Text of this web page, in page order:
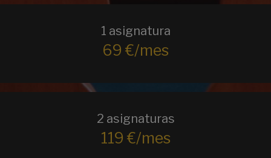
1 asignatura
69 €/mes
2 asignaturas
119 €/mes